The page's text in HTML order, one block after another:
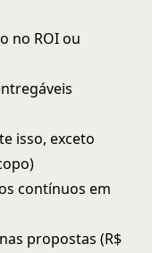
no ROI ou
isso, exceto
contínuos em
propostas (R$